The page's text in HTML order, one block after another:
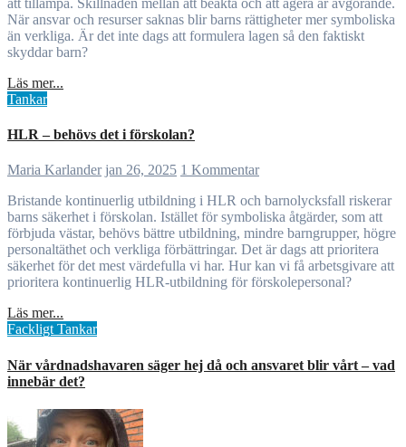
När ansvar och resurser saknas blir barns rättigheter mer symboliska
än verkliga. Är det inte dags att formulera lagen så den faktiskt
skyddar barn?
Läs mer...
Tankar
HLR – behövs det i förskolan?
Maria Karlander jan 26, 2025 1 Kommentar
Bristande kontinuerlig utbildning i HLR och barnolycksfall riskerar
barns säkerhet i förskolan. Istället för symboliska åtgärder, som att
förbjuda västar, behövs bättre utbildning, mindre barngrupper, högre
personaltäthet och verkliga förbättringar. Det är dags att prioritera
säkerhet för det mest värdefulla vi har. Hur kan vi få arbetsgivare att
prioritera kontinuerlig HLR-utbildning för förskolepersonal?
Läs mer...
Fackligt Tankar
När vårdnadshavaren säger hej då och ansvaret blir vårt – vad
innebär det?